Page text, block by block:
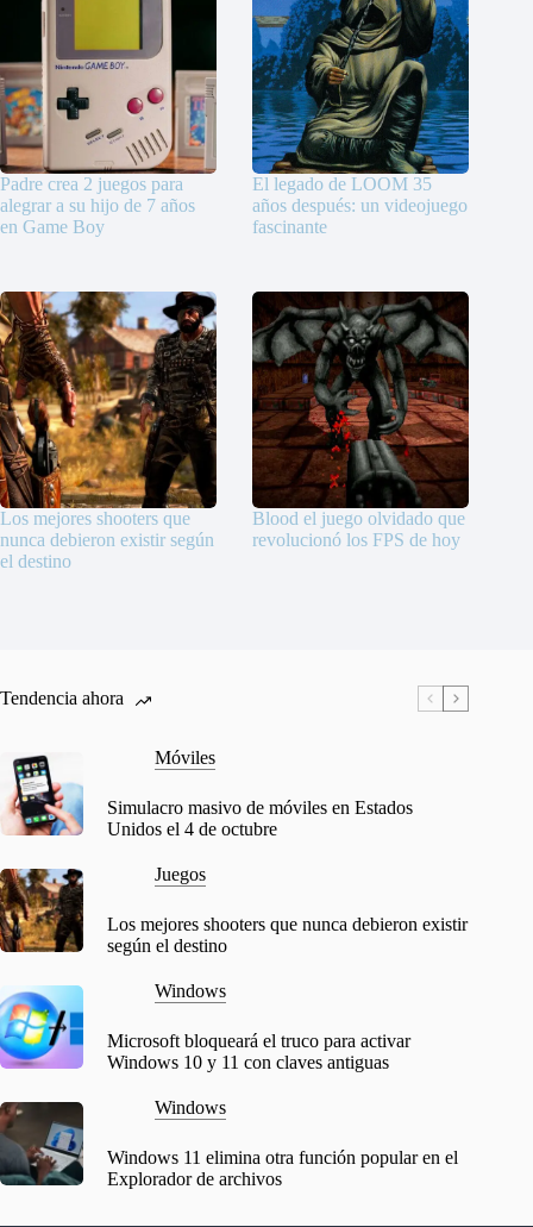
Padre crea 2 juegos para
alegrar a su hijo de 7 años
en Game Boy
El legado de LOOM 35
años después: un videojuego
fascinante
Los mejores shooters que
nunca debieron existir según
el destino
Blood el juego olvidado que
revolucionó los FPS de hoy
Tendencia ahora
Móviles
Simulacro masivo de móviles en Estados
Unidos el 4 de octubre
Juegos
Los mejores shooters que nunca debieron existir
según el destino
Windows
Microsoft bloqueará el truco para activar
Windows 10 y 11 con claves antiguas
Windows
Windows 11 elimina otra función popular en el
Explorador de archivos